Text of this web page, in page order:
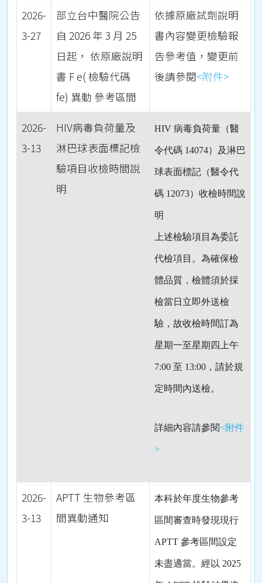
2026-
3-27
部立台中醫院公告
自 2026 年 3 月 25
日起， 依原廠說明
書 F e( 檢驗代碼
fe) 異動 參考區間
依據原廠試劑說明
書內容變更檢驗報
告參考值，變更前
後請參閱<附件>
2026-
3-13
HIV病毒負荷量及
淋巴球表面標記檢
驗項目收檢時間說
明
HIV 病毒負荷量（醫
令代碼 14074）及淋巴
球表面標記（醫令代
碼 12073）收檢時間說
明
上述檢驗項目為委託
代檢項目。為確保檢
體品質，檢體須於採
檢當日立即外送檢
驗，故收檢時間訂為
星期一至星期四上午
7:00 至 13:00 ，請於規
定時間內送檢。
詳細內容請參閱<附件
>
2026-
3-13
APTT 生物參考區
間異動通知
本科於年度生物參考
區間審查時發現現行
APTT 參考區間設定
未盡適當。經以 2025